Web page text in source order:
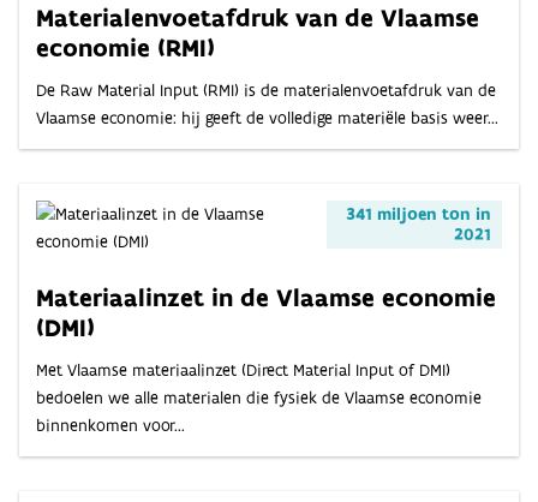
Materialenvoetafdruk van de Vlaamse
economie (RMI)
De Raw Material Input (RMI) is de materialenvoetafdruk van de
Vlaamse economie: hij geeft de volledige materiële basis weer...
341 miljoen ton in
2021
Materiaalinzet in de Vlaamse economie
(DMI)
Met Vlaamse materiaalinzet (Direct Material Input of DMI)
bedoelen we alle materialen die fysiek de Vlaamse economie
binnenkomen voor...